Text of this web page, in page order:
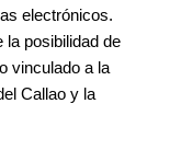
electrónicos.
la posibilidad de
vinculado a la
Callao y la